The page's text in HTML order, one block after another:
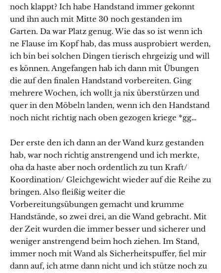
noch klappt? Ich habe Handstand immer gekonnt
und ihn auch mit Mitte 30 noch gestanden im
Garten. Da war Platz genug. Wie das so ist wenn ich
ne Flause im Kopf hab, das muss ausprobiert werden,
ich bin bei solchen Dingen tierisch ehrgeizig und will
es können. Angefangen hab ich dann mit Übungen
die auf den finalen Handstand vorbereiten. Ging
mehrere Wochen, ich wollt ja nix überstürzen und
quer in den Möbeln landen, wenn ich den Handstand
noch nicht richtig nach oben gezogen kriege *gg…
Der erste den ich dann an der Wand kurz gestanden
hab, war noch richtig anstrengend und ich merkte,
oha da haste aber noch ordentlich zu tun Kraft/
Koordination/ Gleichgewicht wieder auf die Reihe zu
bringen. Also fleißig weiter die
Vorbereitungsübungen gemacht und krumme
Handstände, so zwei drei, an die Wand gebracht. Mit
der Zeit wurden die immer besser und sicherer und
weniger anstrengend beim hoch ziehen. Im Stand,
immer noch mit Wand als Sicherheitspuffer, fiel mir
dann auf, ich atme dann nicht und ich stütze noch zu